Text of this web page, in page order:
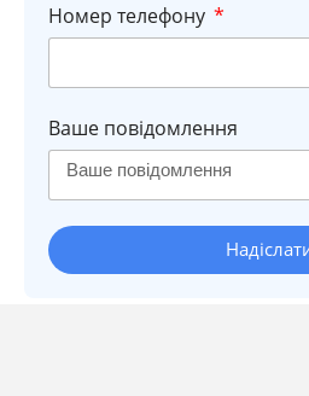
Номер телефону
Ваше повідомлення